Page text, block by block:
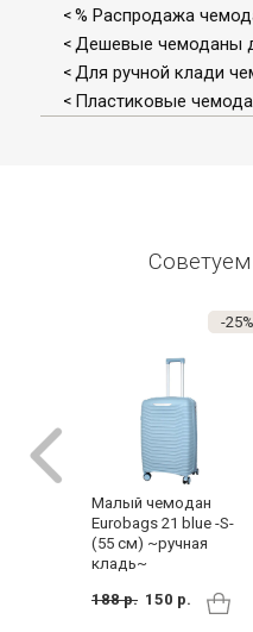
< % Распродажа
< Дешевые чемоданы
< Для ручной клади
< Пластиковые
-25%
Малый чемодан
Eurobags 21 blue -S-
(55 см) ~ручная
кладь~
188 р. 150 р.